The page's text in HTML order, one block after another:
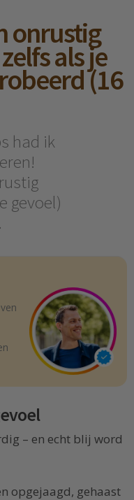
onrustig
als je
(16
had ik
gevoel)
– en echt blij word
opgejaagd, gehaast